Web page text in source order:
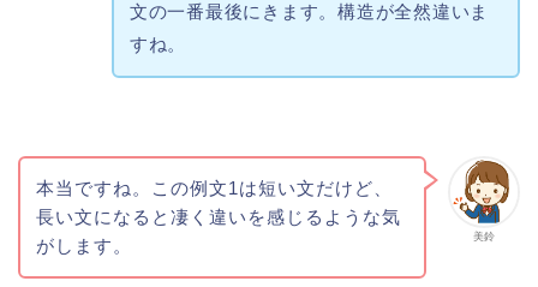
文の一番最後にきます。構造が全然違いま
すね。
美鈴
本当ですね。この例文1は短い文だけど、
長い文になると凄く違いを感じるような気
がします。